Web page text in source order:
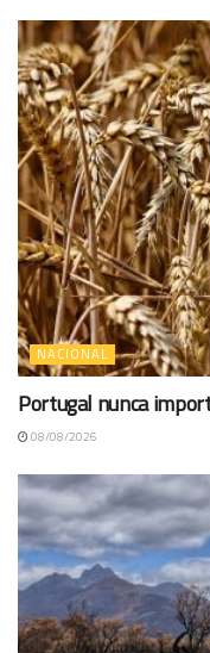
NACIONAL
Portugal nunca
08/08/2026